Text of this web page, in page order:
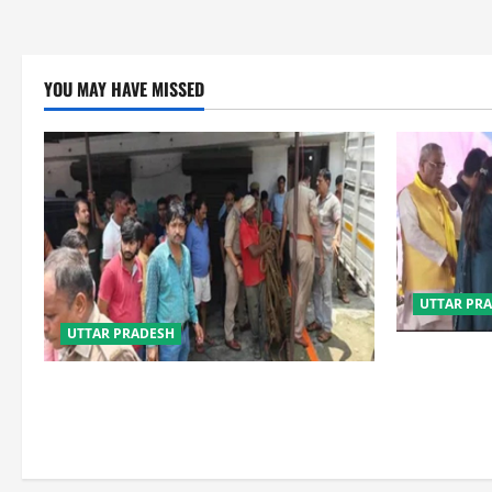
YOU MAY HAVE MISSED
UTTAR PRADESH
UTTAR